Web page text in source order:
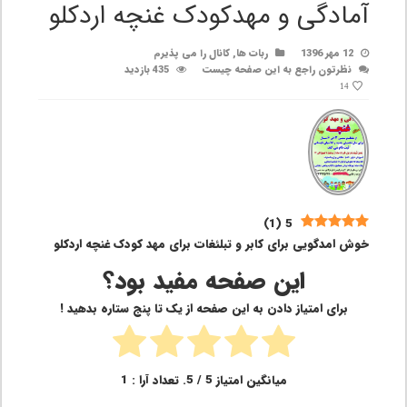
آمادگی و مهدکودک غنچه اردکلو
12 مهر 1396 ربات ها,کانال را می پذیرم
نظرتون راجع به این صفحه چیست
435 بازدید
14
5
(
1
)
خوش امدگویی برای کابر و تبلئغات برای مهد کودک غنچه اردکلو
این صفحه مفید بود؟
برای امتیاز دادن به این صفحه از یک تا پنج ستاره بدهید !
میانگین امتیاز5/ 5. تعداد آرا : 1